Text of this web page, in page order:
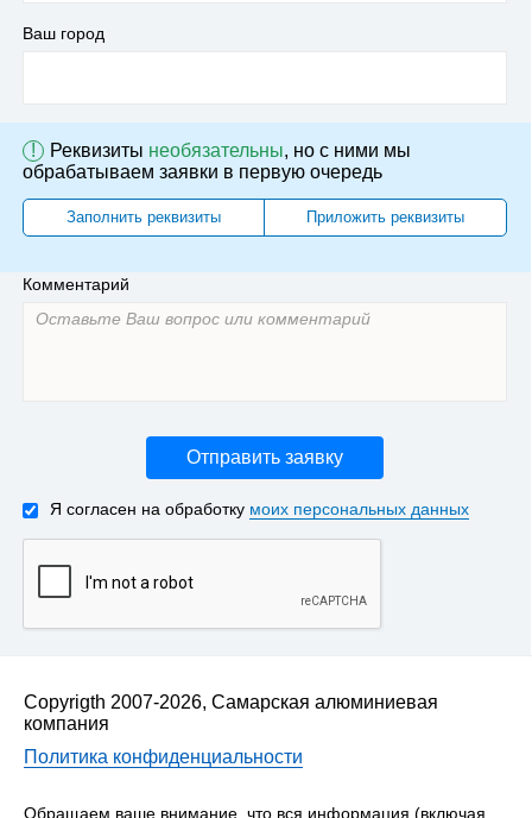
Ваш город
! Реквизиты необязательны, но с ними мы
обрабатываем заявки в первую очередь
Заполнить реквизиты Приложить реквизиты
Комментарий
Отправить заявку
Я согласен на обработку моих персональных данных
Copyrigth 2007-2026, Самарская алюминиевая
компания
Политика конфиденциальности
Обращаем ваше внимание, что вся информация (включая